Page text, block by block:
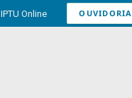
IPTU Online OUVIDORIA